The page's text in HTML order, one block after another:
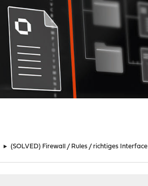
► (SOLVED) Firewall / Rules / richtiges Interface